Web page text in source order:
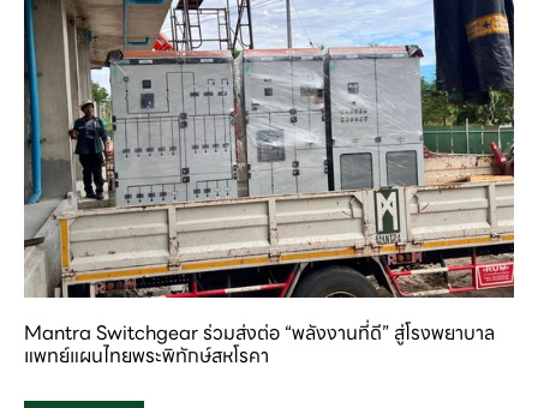
Mantra Switchgear ร่วมส่งต่อ “พลังงานที่ดี” สู่โรงพยาบาล
แพทย์แผนไทยพระพิทักษ์สหโรคา